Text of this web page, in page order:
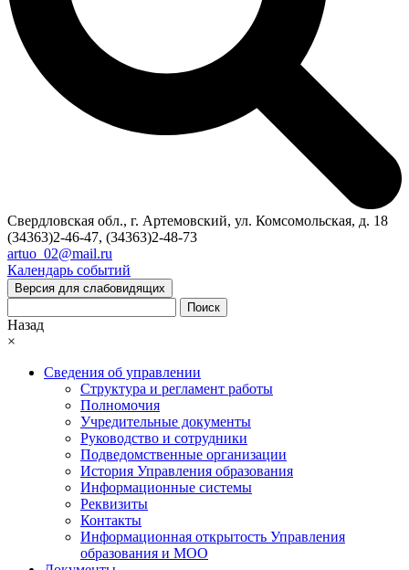
Свердловская обл., г. Артемовский, ул. Комсомольская, д. 18
(34363)2-46-47, (34363)2-48-73
artuo_02@mail.ru
Календарь событий
Версия для слабовидящих
Поиск
Назад
×
Сведения об управлении
Структура и регламент работы
Полномочия
Учредительные документы
Руководство и сотрудники
Подведомственные организации
История Управления образования
Информационные системы
Реквизиты
Контакты
Информационная открытость Управления
образования и МОО